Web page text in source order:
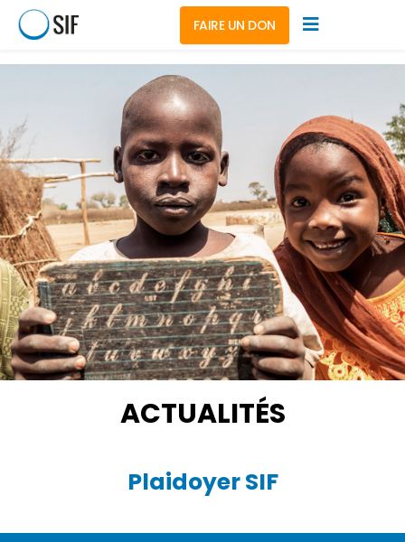
FAIRE UN DON
ACTUALITÉS
Plaidoyer SIF